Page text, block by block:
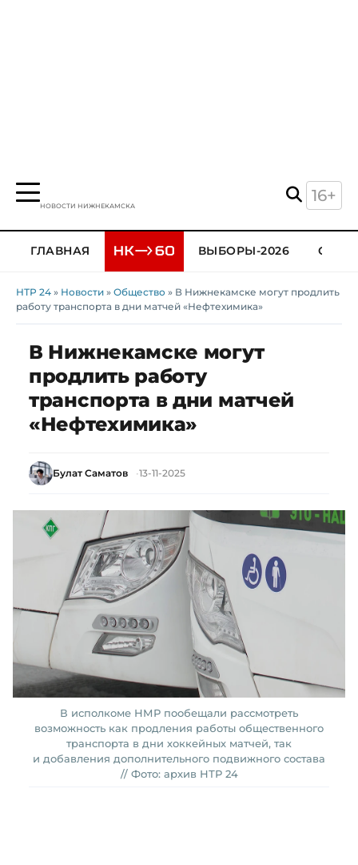
НОВОСТИ НИЖНЕКАМСКА
16+
ГЛАВНАЯ ВЫБОРЫ-2026
НТР 24 » Новости » Общество » В Нижнекамске могут продлить
работу транспорта в дни матчей «Нефтехимика»
В Нижнекамске могут
продлить работу
транспорта в дни матчей
«Нефтехимика»
Булат Саматов 13-11-2025
В исполкоме НМР пообещали рассмотреть
возможность как продления работы общественного
транспорта в дни хоккейных матчей, так
и добавления дополнительного подвижного состава
// Фото: архив НТР 24